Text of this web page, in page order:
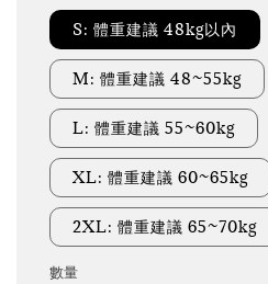
S: 體重建議 48kg以內
M: 體重建議 48~55kg
L: 體重建議 55~60kg
XL: 體重建議 60~65kg
2XL: 體重建議 65~70kg
數量